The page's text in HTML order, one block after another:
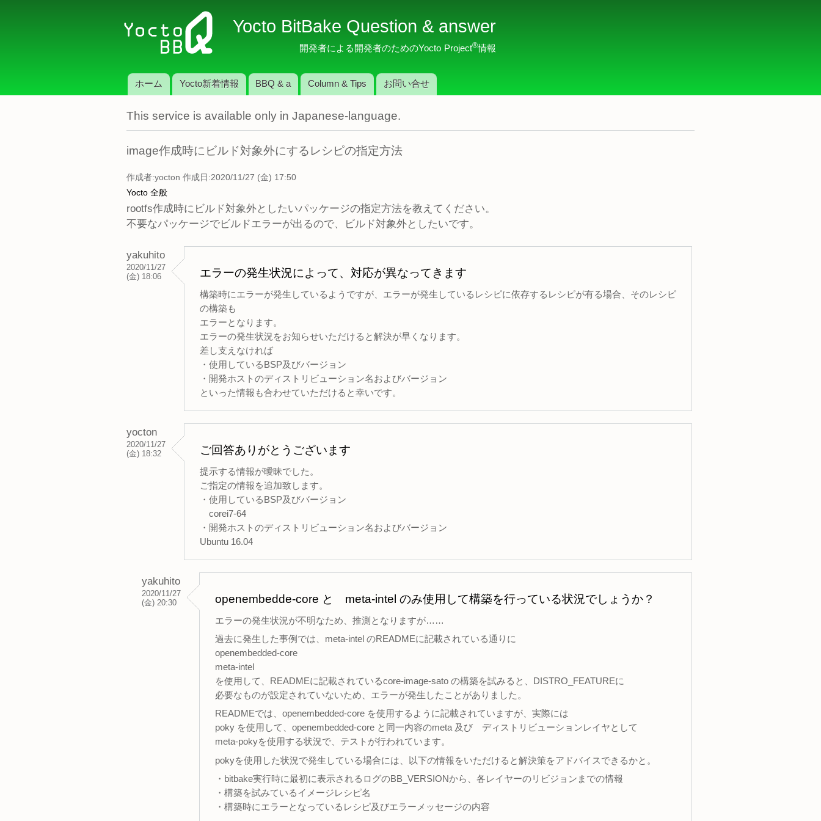
イ
コ
テ
ツ
に
移
Yocto BitBake Question & answer
開発者による開発者のためのYocto Project®情報
メインメニュー
ホーム Yocto新着情報 BBQ & a Column & Tips お問い合せ
This service is available only in Japanese-language.
image作成時にビルド対象外にするレシピの指定方法
作成者:yocton 作成日:2020/11/27 (金) 17:50
Yocto 全般
rootfs作成時にビルド対象外としたいパッケージの指定方法を教えてください。
不要なパッケージでビルドエラーが出るので、ビルド対象外としたいです。
yakuhito
2020/11/27
(金) 18:06
エラーの発生状況によって、対応が異なってきます
構築時にエラーが発生しているようですが、エラーが発生しているレシピに依存するレシピが有る場合、そのレシピ
の構築も
エラーとなります。
エラーの発生状況をお知らせいただけると解決が早くなります。
差し支えなければ
・使用しているBSP及びバージョン
・開発ホストのディストリビューション名およびバージョン
といった情報も合わせていただけると幸いです。
yocton
2020/11/27
(金) 18:32
ご回答ありがとうございます
提示する情報が曖昧でした。
ご指定の情報を追加致します。
・使用しているBSP及びバージョン
corei7-64
・開発ホストのディストリビューション名およびバージョン
Ubuntu 16.04
yakuhito
2020/11/27
(金) 20:30
openembedde-core と meta-intel のみ使用して構築を行っている状況でしょうか？
エラーの発生状況が不明なため、推測となりますが……
過去に発生した事例では、meta-intel のREADMEに記載されている通りに
openembedded-core
meta-intel
を使用して、READMEに記載されているcore-image-sato の構築を試みると、DISTRO_FEATUREに
必要なものが設定されていないため、エラーが発生したことがありました。
READMEでは、openembedded-core を使用するように記載されていますが、実際には
poky を使用して、openembedded-core と同一内容のmeta 及び ディストリビューションレイヤとして
meta-pokyを使用する状況で、テストが行われています。
pokyを使用した状況で発生している場合には、以下の情報をいただけると解決策をアドバイスできるかと。
・bitbake実行時に最初に表示されるログのBB_VERSIONから、各レイヤーのリビジョンまでの情報
・構築を試みているイメージレシピ名
・構築時にエラーとなっているレシピ及びエラーメッセージの内容